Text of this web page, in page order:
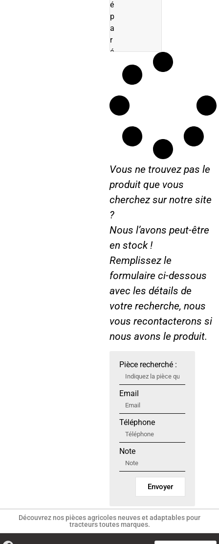
é
p
a
r
é
Vous ne trouvez pas le
produit que vous
cherchez sur notre site
?
Nous l’avons peut-être
en stock !
Remplissez le
formulaire ci-dessous
avec les détails de
votre recherche, nous
vous recontacterons si
nous avons le produit.
Pièce recherché :
Email
Téléphone
Note
Envoyer
Découvrez nos pièces agricoles neuves et adaptables pour
tracteurs toutes marques.